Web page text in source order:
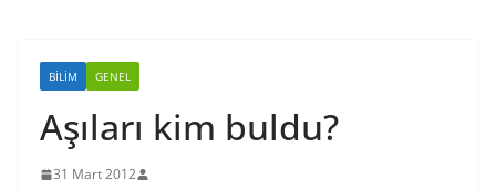
BILIM GENEL
Aşıları kim buldu?
31 Mart 2012